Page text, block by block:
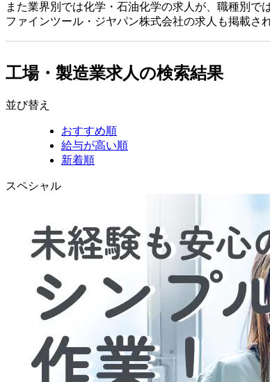
また業界別では化学・石油化学の求人が、職種別で
ファインツール・ジヤパン株式会社の求人も掲載さ
工場・製造業求人の検索結果
並び替え
おすすめ順
給与が高い順
新着順
スペシャル